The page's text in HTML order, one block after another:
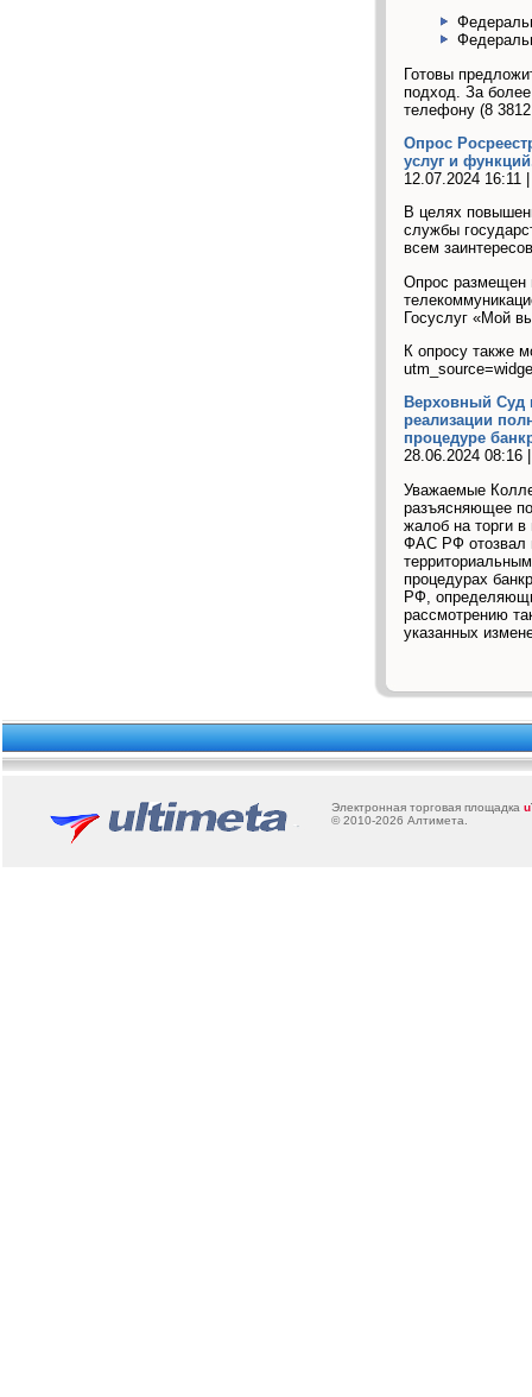
Готовы
подход. За
телефону (8
Опрос
услуг и
12.07.2024 16:11
В целях
службы
всем
Опрос размещен
Госуслуг «Мой
К опросу также
Верховный Суд
реализации
процедуре
28.06.2024 08:16
Уважаемые
разъясняющее
жалоб на торги в
ФАС РФ отозвал
процедурах
РФ,
рассмотрению
указанных
Электронная торговая площадка u
© 2010-2026 Алтимета